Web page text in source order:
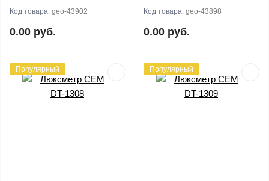
Код товара: geo-43902
0.00 руб.
Код товара: geo-43898
0.00 руб.
Популярный Популярный